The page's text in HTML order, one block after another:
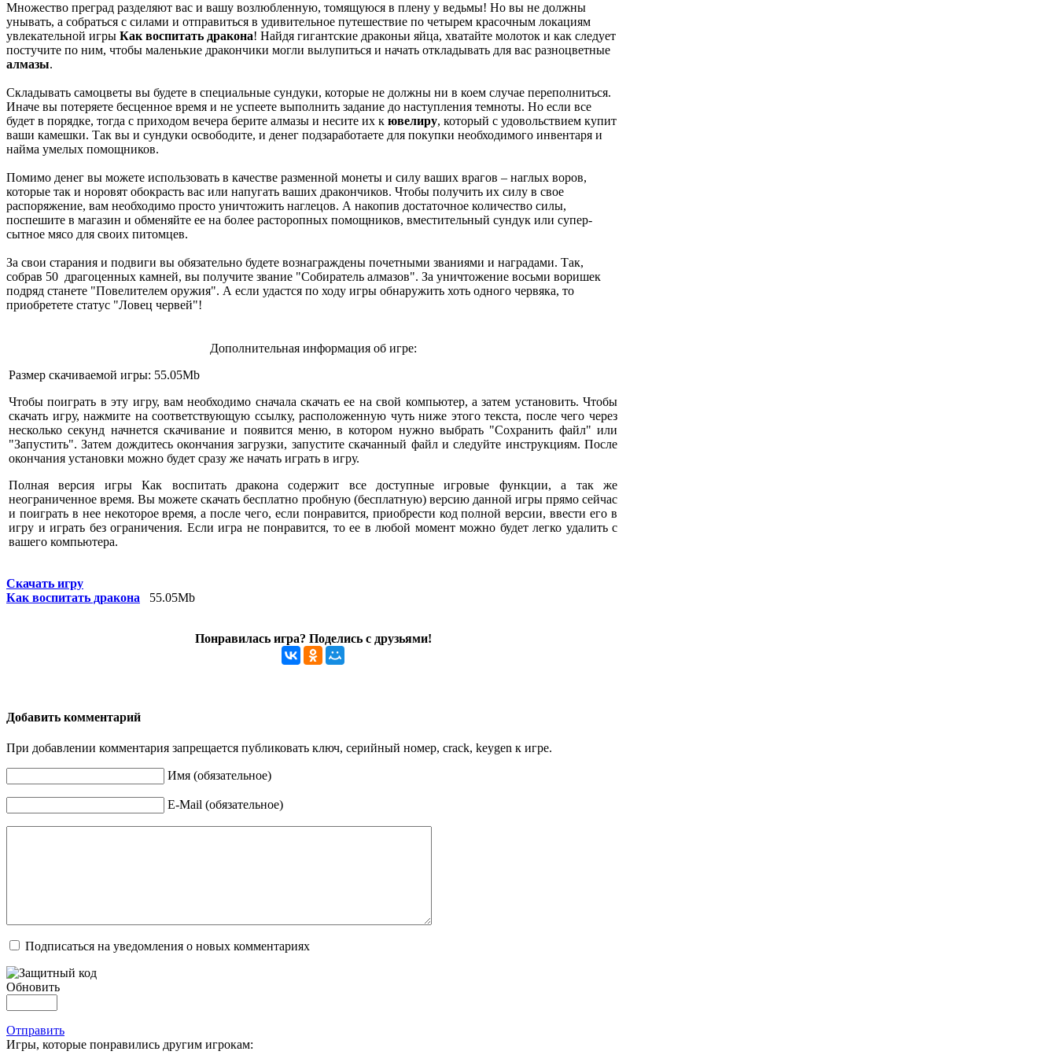
Множество преград разделяют вас и вашу возлюбленную, томящуюся в плену у ведьмы! Но вы не должны
унывать, а собраться с силами и отправиться в удивительное путешествие по четырем красочным локациям
увлекательной игры Как воспитать дракона! Найдя гигантские драконьи яйца, хватайте молоток и как следует
постучите по ним, чтобы маленькие дракончики могли вылупиться и начать откладывать для вас разноцветные
алмазы.
Складывать самоцветы вы будете в специальные сундуки, которые не должны ни в коем случае переполниться.
Иначе вы потеряете бесценное время и не успеете выполнить задание до наступления темноты. Но если все
будет в порядке, тогда с приходом вечера берите алмазы и несите их к ювелиру, который с удовольствием купит
ваши камешки. Так вы и сундуки освободите, и денег подзаработаете для покупки необходимого инвентаря и
найма умелых помощников.
Помимо денег вы можете использовать в качестве разменной монеты и силу ваших врагов – наглых воров,
которые так и норовят обокрасть вас или напугать ваших дракончиков. Чтобы получить их силу в свое
распоряжение, вам необходимо просто уничтожить наглецов. А накопив достаточное количество силы,
поспешите в магазин и обменяйте ее на более расторопных помощников, вместительный сундук или супер-
сытное мясо для своих питомцев.
За свои старания и подвиги вы обязательно будете вознаграждены почетными званиями и наградами. Так,
собрав 50 драгоценных камней, вы получите звание "Собиратель алмазов". За уничтожение восьми воришек
подряд станете "Повелителем оружия". А если удастся по ходу игры обнаружить хоть одного червяка, то
приобретете статус "Ловец червей"!
Дополнительная информация об игре:
Размер скачиваемой игры: 55.05Mb
Чтобы поиграть в эту игру, вам необходимо сначала скачать ее на свой компьютер, а затем установить. Чтобы
скачать игру, нажмите на соответствующую ссылку, расположенную чуть ниже этого текста, после чего через
несколько секунд начнется скачивание и появится меню, в котором нужно выбрать "Сохранить файл" или
"Запустить". Затем дождитесь окончания загрузки, запустите скачанный файл и следуйте инструкциям. После
окончания установки можно будет сразу же начать играть в игру.
Полная версия игры Как воспитать дракона содержит все доступные игровые функции, а так же
неограниченное время. Вы можете скачать бесплатно пробную (бесплатную) версию данной игры прямо сейчас
и поиграть в нее некоторое время, а после чего, если понравится, приобрести код полной версии, ввести его в
игру и играть без ограничения. Если игра не понравится, то ее в любой момент можно будет легко удалить с
вашего компьютера.
Скачать игру
Как воспитать дракона 55.05Mb
Понравилась игра? Поделись с друзьями!
Добавить комментарий
При добавлении комментария запрещается публиковать ключ, серийный номер, crack, keygen к игре.
Имя (обязательное)
E-Mail (обязательное)
Подписаться на уведомления о новых комментариях
Обновить
Отправить
Игры, которые понравились другим игрокам: